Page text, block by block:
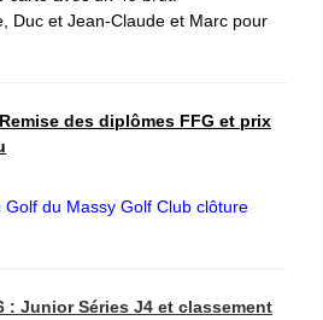
Duc et Jean-Claude et Marc pour
des diplômes FFG et prix
Golf du Massy Golf Club clôture
: Junior Séries J4 et classement